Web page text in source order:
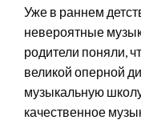
Уже в раннем
невероятные
родители поняли,
великой оперной
музыкальную
качественное